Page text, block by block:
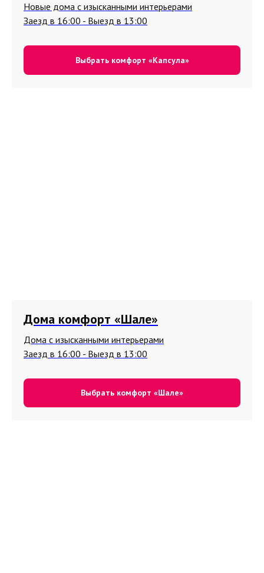
Новые дома с изысканными интерьерами
Заезд в 16:00 - Выезд в 13:00
Выбрать комфорт «Капсула»
Дома комфорт «Шале»
Дома с изысканными интерьерами
Заезд в 16:00 - Выезд в 13:00
Выбрать комфорт «Шале»